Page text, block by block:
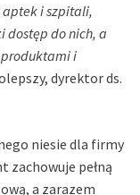
i szpitali,
dostęp do nich, a
i
dyrektor ds.
niesie dla firmy
zachowuje pełną
a zarazem